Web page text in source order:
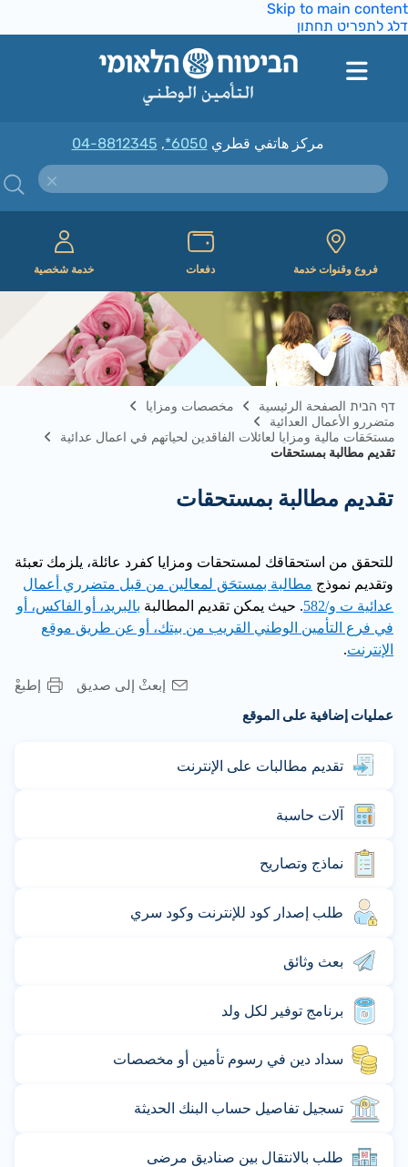
Skip to main
לתפריט תחתון
مركز هاتفي قطري*6050
,
04-8812345
فروع وقنوات خدمة دفعات خدمة شخصية
דף הבית الصفحة الرئيسية
مخصصات ومزايا
متضررو الأعمال العدائية
مستحَقات مالية ومزايا لعائلات الفاقدين لحياتهم في اعمال عدائية
تقديم مطالبة بمستحقات
تقديم مطالبة بمستحقات
للتحقق من استحقاقك لمستحقات ومزايا كفرد عائلة، يلزمك تعبئة
وتقديم نموذجمطالبة بمستحَق لمعالين من قبل متضرري أعمال
عدائية ت و/582
. حيث يمكن تقديم المطالبةبالبريد، أو الفاكس، أو
في فرع التأمين الوطني القريب من بيتك، أو عن طريق موقع
الإنترنت.
إطبعْ
إبعثْ إلى صديق
عمليات إضافية على الموقع
تقديم مطالبات على الإنترنت
آلات حاسبة
نماذج وتصاريح
طلب إصدار كود للإنترنت وكود سري
بعث وثائق
برنامج توفير لكل ولد
سداد دين في رسوم تأمين أو مخصصات
تسجيل تفاصيل حساب البنك الحديثة
طلب بالانتقال بين صناديق مرضى